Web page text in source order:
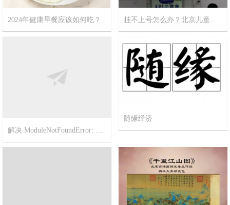
2024年健康早餐应该如何吃？ 挂不上号怎么办？北京儿童医院攻略
随缘经济